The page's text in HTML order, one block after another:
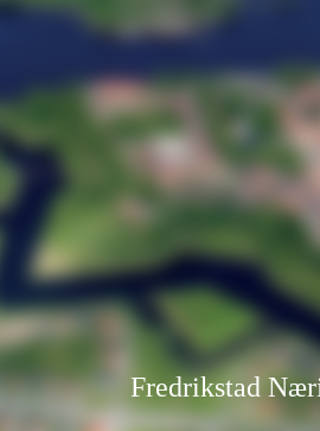
Fredrikstad